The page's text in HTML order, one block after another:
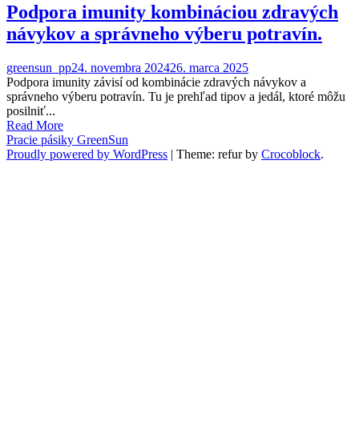
Podpora imunity kombináciou zdravých
návykov a správneho výberu potravín.
greensun_pp24. novembra 202426. marca 2025
Podpora imunity závisí od kombinácie zdravých návykov a
správneho výberu potravín. Tu je prehľad tipov a jedál, ktoré môžu
posilniť...
Read More
Pracie pásiky GreenSun
Proudly powered by WordPress | Theme: refur by Crocoblock.